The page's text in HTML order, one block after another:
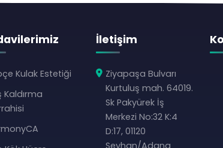
Kulak Estetiği
Kaldırma
İletişim
Ziyapaşa Bulvarı
Kurtuluş mah. 64019.
Sk Pakyürek İş
Merkezi No:32 K:4
D:17, 01120